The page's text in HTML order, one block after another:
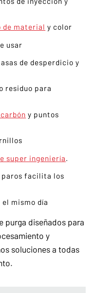
de material y color
usar
de desperdicio y
residuo para
y puntos
super ingeniería
paros facilita los
mismo día
purga diseñados para
y
soluciones a todas